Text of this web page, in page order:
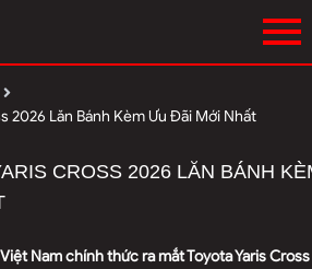
2026 Lăn Bánh Kèm Ưu Đãi Mới Nhất
CROSS 2026 LĂN BÁNH
Nam chính thức ra mắt Toyota Yaris Cross